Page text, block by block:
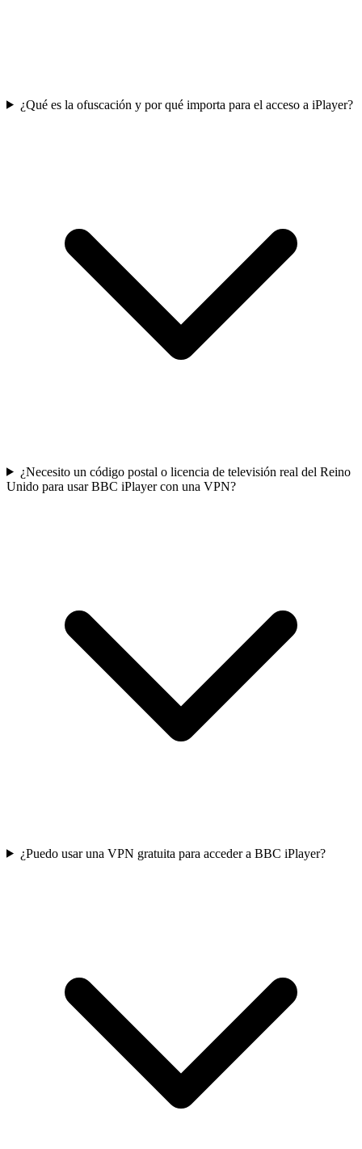
¿Qué es la ofuscación y por qué importa para el acceso a iPlayer?
¿Necesito un código postal o licencia de televisión real del Reino
Unido para usar BBC iPlayer con una VPN?
¿Puedo usar una VPN gratuita para acceder a BBC iPlayer?